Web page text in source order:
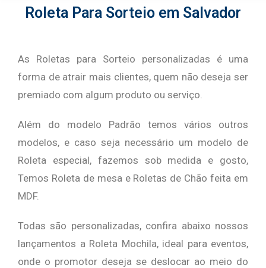
Roleta Para Sorteio em Salvador
As Roletas para Sorteio personalizadas é uma
forma de atrair mais clientes, quem não deseja ser
premiado com algum produto ou serviço.
Além do modelo Padrão temos vários outros
modelos, e caso seja necessário um modelo de
Roleta especial, fazemos sob medida e gosto,
Temos Roleta de mesa e Roletas de Chão feita em
MDF.
Todas são personalizadas, confira abaixo nossos
lançamentos a Roleta Mochila, ideal para eventos,
onde o promotor deseja se deslocar ao meio do